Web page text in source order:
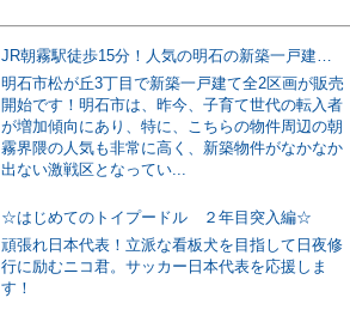
JR朝霧駅徒歩15分！人気の明石の新築一戸建！登場！
明石市松が丘3丁目で新築一戸建て全2区画が販売
開始です！明石市は、昨今、子育て世代の転入者
が増加傾向にあり、特に、こちらの物件周辺の朝
霧界隈の人気も非常に高く、新築物件がなかなか
出ない激戦区となってい...
☆はじめてのトイプードル ２年目突入編☆
頑張れ日本代表！立派な看板犬を目指して日夜修
行に励むニコ君。サッカー日本代表を応援しま
す！